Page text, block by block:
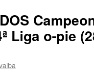
Liga o-pie